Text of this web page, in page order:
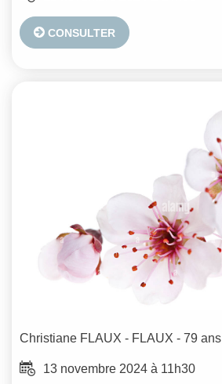
CONSULTER
Christiane FLAUX - FLAUX - 79 ans
13 novembre 2024 à 11h30